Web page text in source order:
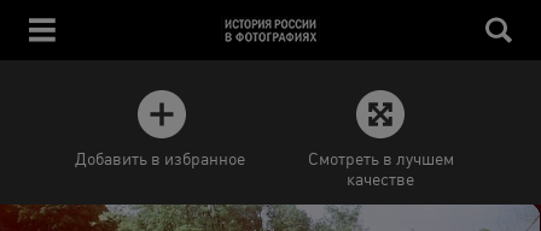
Добавить в избранное
Смотреть в лучшем
качестве